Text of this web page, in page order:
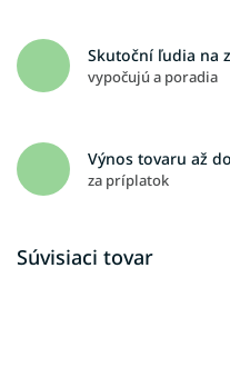
Skutoční ľudia na
vypočujú a poradia
Výnos tovaru až
za príplatok
Súvisiaci tovar